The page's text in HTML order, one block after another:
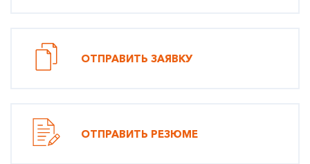
ОТПРАВИТЬ ЗАЯВКУ
ОТПРАВИТЬ РЕЗЮМЕ